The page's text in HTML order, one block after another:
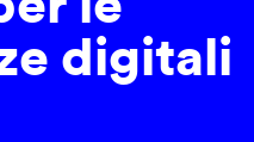
digitali